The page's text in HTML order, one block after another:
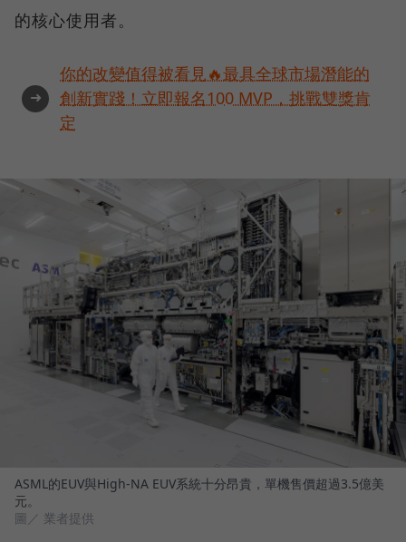
的核心使用者。
➜
你的改變值得被看見🔥最具全球市場潛能的
創新實踐！立即報名100 MVP，挑戰雙獎肯
定
ASML的EUV與High-NA EUV系統十分昂貴，單機售價超過3.5億美
元。
圖／ 業者提供